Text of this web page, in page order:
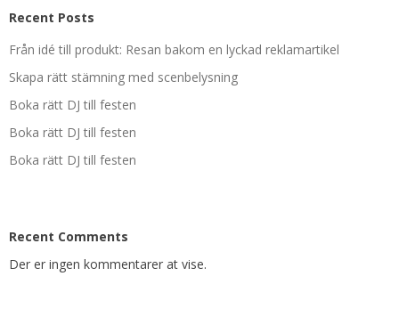
Recent Posts
Från idé till produkt: Resan bakom en lyckad reklamartikel
Skapa rätt stämning med scenbelysning
Boka rätt DJ till festen
Boka rätt DJ till festen
Boka rätt DJ till festen
Recent Comments
Der er ingen kommentarer at vise.